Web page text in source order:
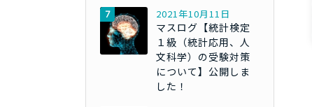
2021年10月11日
マスログ【統計検定
１級（統計応用、人
文科学）の受験対策
について】公開しま
した！